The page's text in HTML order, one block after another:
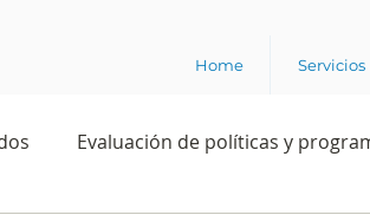
Home Servicios
Evaluación de políticas y